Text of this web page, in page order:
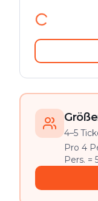
4–5
Pro 4
Pers. =